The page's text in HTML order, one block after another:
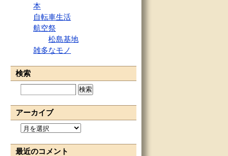
本
自転車生活
航空祭
松島基地
雑多なモノ
検索
アーカイブ
カ最近のコメント